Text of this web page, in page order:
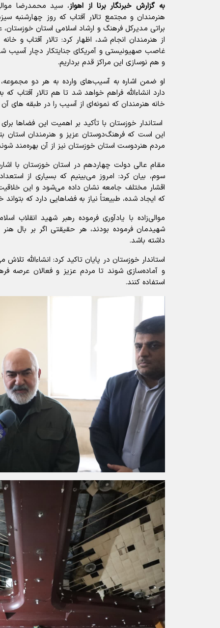
به گزارش خبرنگار برنا از اهواز، سید محمدرضا
هنرمندان و مجتمع تالار آفتاب که روز چهارشنبه
براتی مدیرکل فرهنگ و ارشاد اسلامی استان خوزستان،
از هنرمندان انجام شد، اظهار کرد: تالار آفتاب و
غاصب صهیونیستی و آمریکای جنایتکار دچار آسیب
و هم نوسازی این مراکز قدم برداریم.
او ضمن اشاره به آسیب‌های وارده به هر دو
دارد انشاءالله فراهم خواهد شد تا هم تالار
خانه هنرمندان که نمونه‌ای از آسیب را در طبقه های
استاندار خوزستان با تأکید بر اهمیت این فضاها
این است که فرهنگ‌دوستان عزیز و هنرمندان استان
مردم هنردوست استان خوزستان نیز از آن بهره‌مند
مقام عالی دولت چهاردهم در استان خوزستان با
سوم، بیان کرد: امروز می‌بینیم که بسیاری از
اقشار مختلف جامعه نشان داده می‌شود و این
که ایجاد شده، طبیعتاً نیاز به فضاهایی دارد که
موالی‌زاده با یادآوری فرموده رهبر شهید انقلاب
شهیدمان فرموده بودند، هر حقیقتی اگر بر بال هنر
داشته باشد.
استاندار خوزستان در پایان تاکید کرد: انشاءالله
و آماده‌سازی شوند تا مردم عزیز و فعالان عرصه
استفاده کنند.